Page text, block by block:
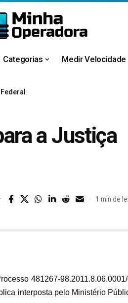
Categorias Medir Velocidade
a Justiça
1 min de
481267-
interposta pelo Ministério